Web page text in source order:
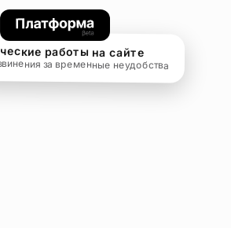
работы на сайте
за временные неудобства